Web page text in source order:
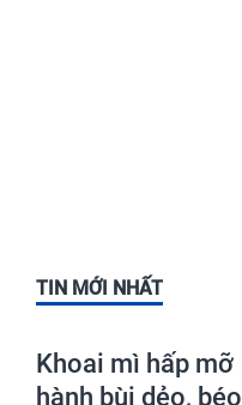
TIN MỚI NHẤT
Khoai mì hấp mỡ
hành bùi dẻo, béo